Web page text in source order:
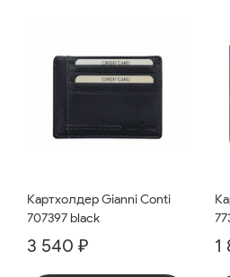
Картхолдер Gianni Conti
707397 black
3 540 ₽ 1